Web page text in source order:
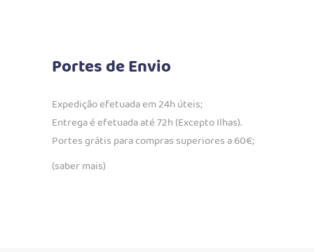
Portes de Envio
Expedição efetuada em 24h úteis;
Entrega é efetuada até 72h (Excepto Ilhas).
Portes grátis para compras superiores a 60€;
(saber mais)